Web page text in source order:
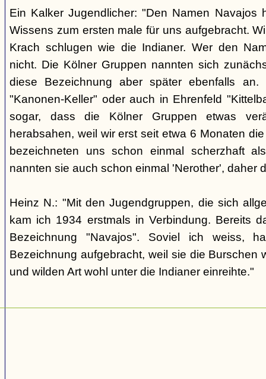
Ein Kalker Jugendlicher: "Den Namen Navajos
Wissens zum ersten male für uns aufgebracht.
Krach schlugen wie die Indianer. Wer den
nicht. Die Kölner Gruppen nannten sich
diese Bezeichnung aber später ebenfalls
"Kanonen-Keller" oder auch in Ehrenfeld
sogar, dass die Kölner Gruppen etwas
herabsahen, weil wir erst seit etwa 6 Monaten
bezeichneten uns schon einmal scherzhaft
nannten sie auch schon einmal 'Nerother', daher
Heinz N.: "Mit den Jugendgruppen, die sich
kam ich 1934 erstmals in Verbindung. Bereits
Bezeichnung "Navajos". Soviel ich weiss,
Bezeichnung aufgebracht, weil sie die Burschen
und wilden Art wohl unter die Indianer einreihte."